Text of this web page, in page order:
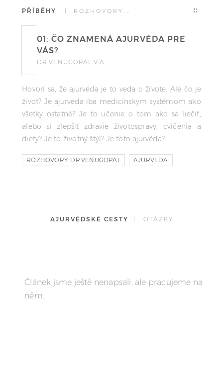
PŘÍBĚHY | ROZHOVORY:…
01: ČO ZNAMENÁ AJURVÉDA PRE
VÁS?
DR.VENUGOPAL V.A.
Hovorí sa, že ajurvéda je to veda o živote. Ale čo je
život? Je ajurvéda iba medicínskym systémom ako
všetky ostatné? Je to učenie o tom ako sa liečiť,
alebo si zlepšiť zdravie životosprávy, cvičenia a
diety? Je to životný štýl? Je toto ajurvéda?
ROZHOVORY: DR.VENUGOPAL AJURVEDA
AJURVÉDSKÉ CESTY | OTÁZKY
Článek jsme ještě nenapsali, ale pracujeme na
něm.